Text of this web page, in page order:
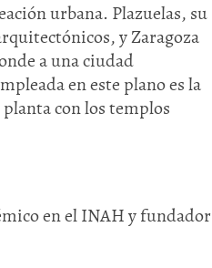
urbana. Plazuelas, su
y Zaragoza
a una ciudad
en este plano es la
con los templos
en el INAH y fundador